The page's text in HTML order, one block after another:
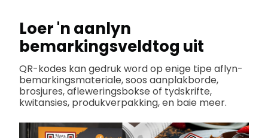
Loer 'n aanlyn
bemarkingsveldtog uit
QR-kodes kan gedruk word op enige tipe aflyn-
bemarkingsmateriale, soos aanplakborde,
brosjures, afleweringsbokse of tydskrifte,
kwitansies, produkverpakking, en baie meer.